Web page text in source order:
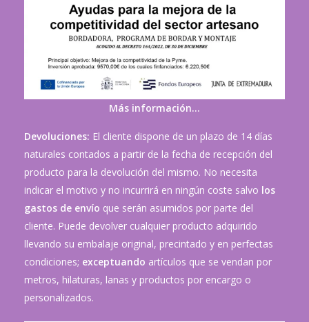
Más información…
Devoluciones: El cliente dispone de un plazo de 14 días
naturales contados a partir de la fecha de recepción del
producto para la devolución del mismo. No necesita
indicar el motivo y no incurrirá en ningún coste salvo los
gastos de envío que serán asumidos por parte del
cliente. Puede devolver cualquier producto adquirido
llevando su embalaje original, precintado y en perfectas
condiciones; exceptuando artículos que se vendan por
metros, hilaturas, lanas y productos por encargo o
personalizados.